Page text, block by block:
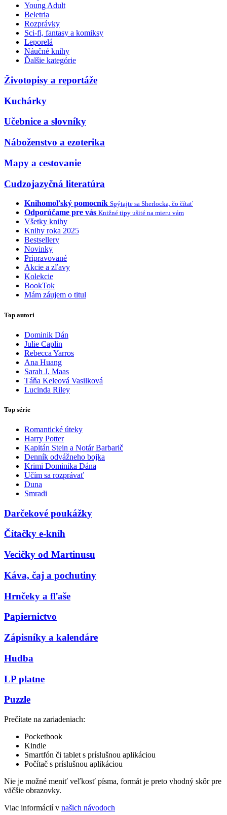
Young Adult
Beletria
Rozprávky
Sci-fi, fantasy a komiksy
Leporelá
Náučné knihy
Ďalšie kategórie
Životopisy a reportáže
Kuchárky
Učebnice a slovníky
Náboženstvo a ezoterika
Mapy a cestovanie
Cudzojazyčná literatúra
Knihomoľský pomocník Spýtajte sa Sherlocka, čo čítať
Odporúčame pre vás Knižné tipy ušité na mieru vám
Všetky knihy
Knihy roka 2025
Bestsellery
Novinky
Pripravované
Akcie a zľavy
Kolekcie
BookTok
Mám záujem o titul
Top autori
Dominik Dán
Julie Caplin
Rebecca Yarros
Ana Huang
Sarah J. Maas
Táňa Keleová Vasilková
Lucinda Riley
Top série
Romantické úteky
Harry Potter
Kapitán Stein a Notár Barbarič
Denník odvážneho bojka
Krimi Dominika Dána
Učím sa rozprávať
Duna
Smradi
Darčekové poukážky
Čítačky e-kníh
Vecičky od Martinusu
Káva, čaj a pochutiny
Hrnčeky a fľaše
Papiernictvo
Zápisníky a kalendáre
Hudba
LP platne
Puzzle
Prečítate na zariadeniach:
Pocketbook
Kindle
Smartfón či tablet s príslušnou aplikáciou
Počítač s príslušnou aplikáciou
Nie je možné meniť veľkosť písma, formát je preto vhodný skôr pre
väčšie obrazovky.
Viac informácií v našich návodoch